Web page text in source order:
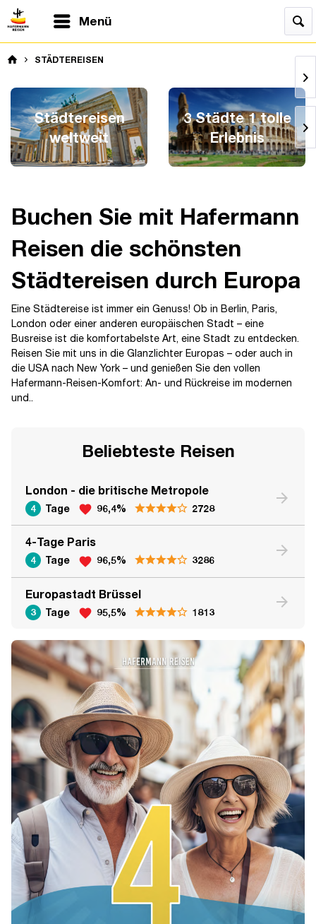
Menü
STÄDTEREISEN
Städtereisen
weltweit
3 Städte 1 tolle
Erlebnis
Buchen Sie mit Hafermann
Reisen die schönsten
Städtereisen durch Europa
Eine Städtereise ist immer ein Genuss! Ob in Berlin, Paris,
London oder einer anderen europäischen Stadt – eine
Busreise ist die komfortabelste Art, eine Stadt zu entdecken.
Reisen Sie mit uns in die Glanzlichter Europas – oder auch in
die USA nach New York – und genießen Sie den vollen
Hafermann-Reisen-Komfort: An- und Rückreise im modernen
und..
Beliebteste Reisen
London - die britische Metropole
4 Tage favorite 96,4% 2728
arrow_forward
4-Tage Paris
4 Tage favorite 96,5% 3286
arrow_forward
Europastadt Brüssel
3 Tage favorite 95,5% 1813
arrow_forward